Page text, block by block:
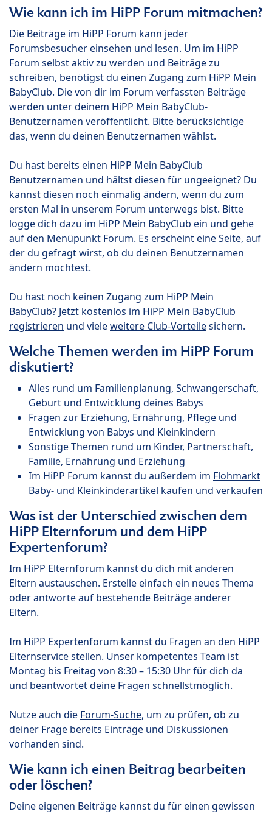
Wie kann ich im HiPP Forum mitmachen?
Die Beiträge im HiPP Forum kann jeder
Forumsbesucher einsehen und lesen. Um im HiPP
Forum selbst aktiv zu werden und Beiträge zu
schreiben, benötigst du einen Zugang zum HiPP Mein
BabyClub. Die von dir im Forum verfassten Beiträge
werden unter deinem HiPP Mein BabyClub-
Benutzernamen veröffentlicht. Bitte berücksichtige
das, wenn du deinen Benutzernamen wählst.
Du hast bereits einen HiPP Mein BabyClub
Benutzernamen und hältst diesen für ungeeignet? Du
kannst diesen noch einmalig ändern, wenn du zum
ersten Mal in unserem Forum unterwegs bist. Bitte
logge dich dazu im HiPP Mein BabyClub ein und gehe
auf den Menüpunkt Forum. Es erscheint eine Seite, auf
der du gefragt wirst, ob du deinen Benutzernamen
ändern möchtest.
Du hast noch keinen Zugang zum HiPP Mein
BabyClub? Jetzt kostenlos im HiPP Mein BabyClub
registrieren und vieleweitere Club-Vorteilesichern.
Welche Themen werden im HiPP Forum
diskutiert?
Alles rund um Familienplanung, Schwangerschaft,
Geburt und Entwicklung deines Babys
Fragen zur Erziehung, Ernährung, Pflege und
Entwicklung von Babys und Kleinkindern
Sonstige Themen rund um Kinder, Partnerschaft,
Familie, Ernährung und Erziehung
Im HiPP Forum kannst du außerdem im Flohmarkt
Baby- und Kleinkinderartikel kaufen und verkaufen
Was ist der Unterschied zwischen dem
HiPP Elternforum und dem HiPP
Expertenforum?
Im HiPP Elternforum kannst du dich mit anderen
Eltern austauschen. Erstelle einfach ein neues Thema
oder antworte auf bestehende Beiträge anderer
Eltern.
Im HiPP Expertenforum kannst du Fragen an den HiPP
Elternservice stellen. Unser kompetentes Team ist
Montag bis Freitag von 8:30 – 15:30 Uhr für dich da
und beantwortet deine Fragen schnellstmöglich.
Nutze auch die Forum-Suche, um zu prüfen, ob zu
deiner Frage bereits Einträge und Diskussionen
vorhanden sind.
Wie kann ich einen Beitrag bearbeiten
oder löschen?
Deine eigenen Beiträge kannst du für einen gewissen